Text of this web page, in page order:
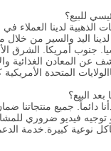
للبيع؟
لدينا العملاء في
اليد والسير من
جنوب أمريكا. الشرق
عن المعادن الغذائية
المتحدة الأمريكية
البيع؟
فيديو ضروري
نوعية كبيرة.خدمة